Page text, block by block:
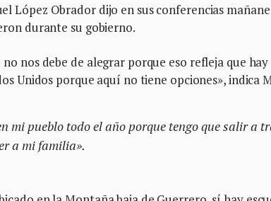
López Obrador dijo en sus conferencias
durante su gobierno.
nos debe de alegrar porque eso refleja que
Unidos porque aquí no tiene opciones», indica
mi pueblo todo el año porque tengo que salir a
a mi familia».